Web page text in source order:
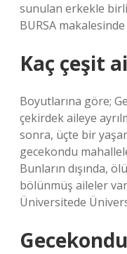
sunulan erkekle
BURSA
Kaç çeşit
Boyutlarına göre;
çekirdek aileye
sonra, üçte bir
gecekondu
Bunların dışında,
bölünmüş aileler
Üniversitede